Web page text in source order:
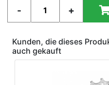
Kunden, die dieses
auch gekauft